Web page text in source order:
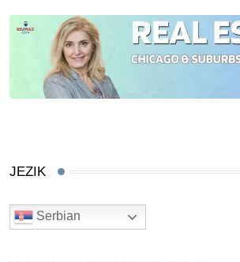
JEZIK
Serbian